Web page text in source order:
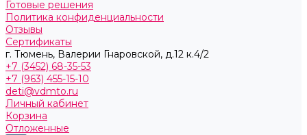
Готовые решения
Политика конфиденциальности
Отзывы
Сертификаты
г. Тюмень, ​Валерии Гнаровской, д.12 к.4/2
+7 (3452) 68-35-53
+7 (963) 455-15-10
deti@vdmto.ru
Личный кабинет
Корзина
Отложенные